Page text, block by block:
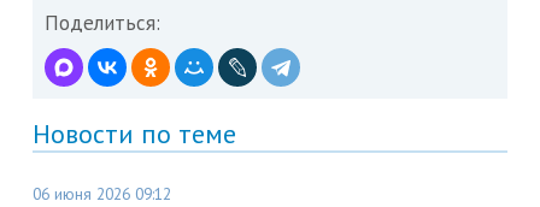
Поделиться:
Новости по теме
06 июня 2026 09:12